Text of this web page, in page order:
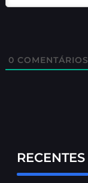
0 COMENTÁRIOS
RECENTES